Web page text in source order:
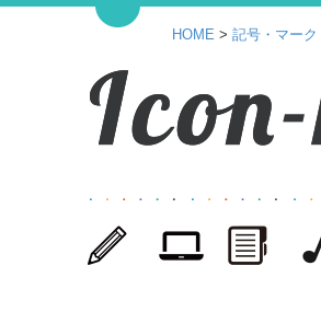
HOME > 記号・マーク